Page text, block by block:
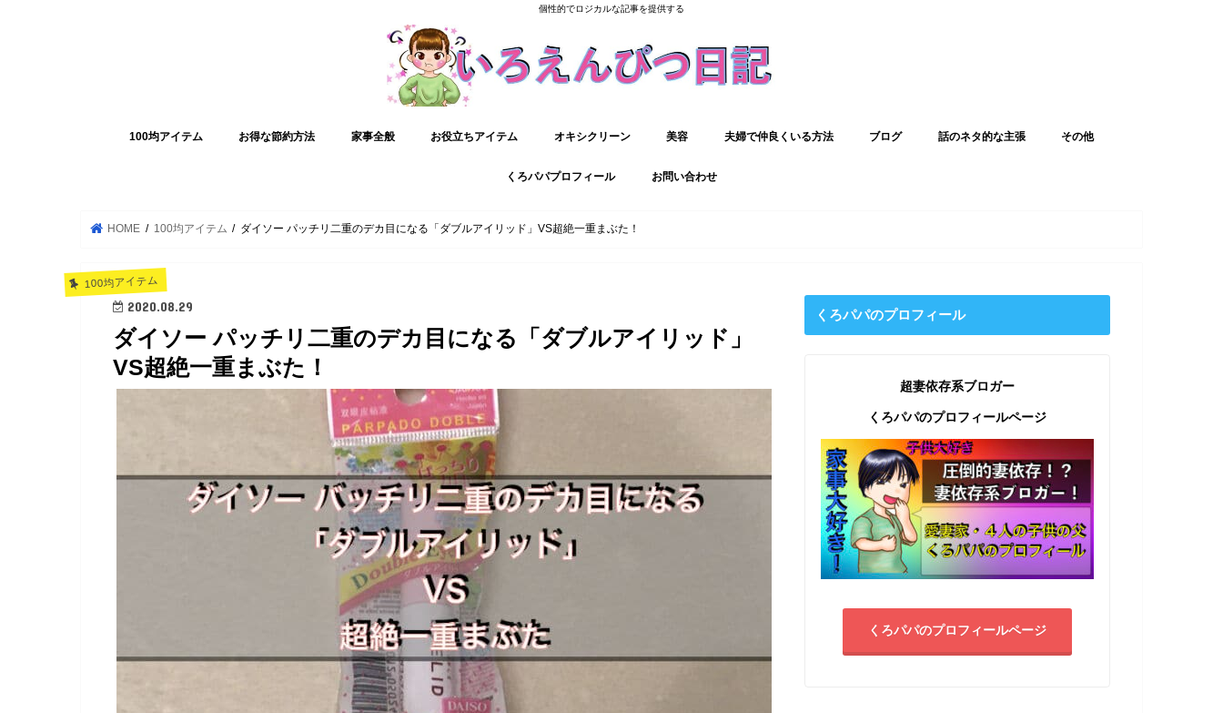
個性的でロジカルな記事を提供する
100均アイテム お得な節約方法 家事全般 お役立ちアイテム オキシクリーン 美容 夫婦で仲良くいる方法 ブログ 話のネタ的な主張 その他
くろパパプロフィール お問い合わせ
HOME 100均アイテム ダイソー パッチリ二重のデカ目になる「ダブルアイリッド」VS超絶一重まぶた！
100均アイテム
2020.08.29
ダイソー パッチリ二重のデカ目になる「ダブルアイリッド」
VS超絶一重まぶた！
くろパパのプロフィール
超妻依存系ブロガー
くろパパのプロフィールページ
くろパパのプロフィールページ